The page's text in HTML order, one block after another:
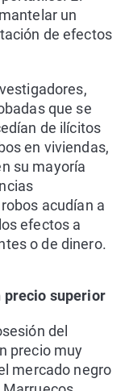
un
de efectos
que se
de ilícitos
en viviendas,
su mayoría
acudían a
efectos a
o de dinero.
precio superior
del
precio muy
mercado negro